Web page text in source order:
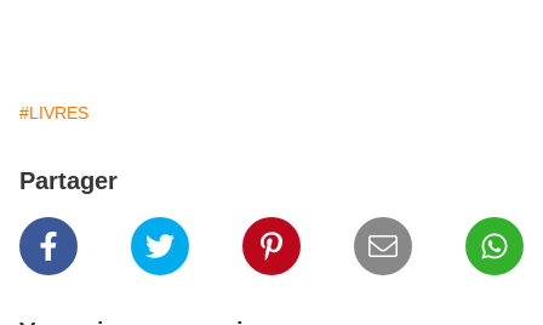
#LIVRES
Partager